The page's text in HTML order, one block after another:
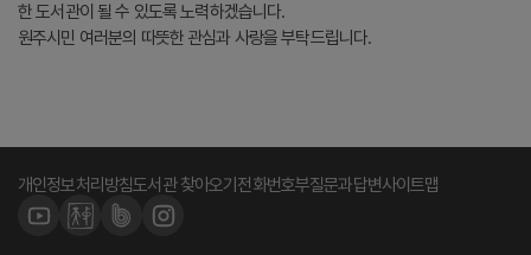
한 도서관이 될 수 있도록 노력하겠습니다.
원주시민 여러분의 따뜻한 관심과 사랑을 부탁드립니다.
개인정보처리방침도서관 찾아오기 전화번호부질문과답변사이트맵